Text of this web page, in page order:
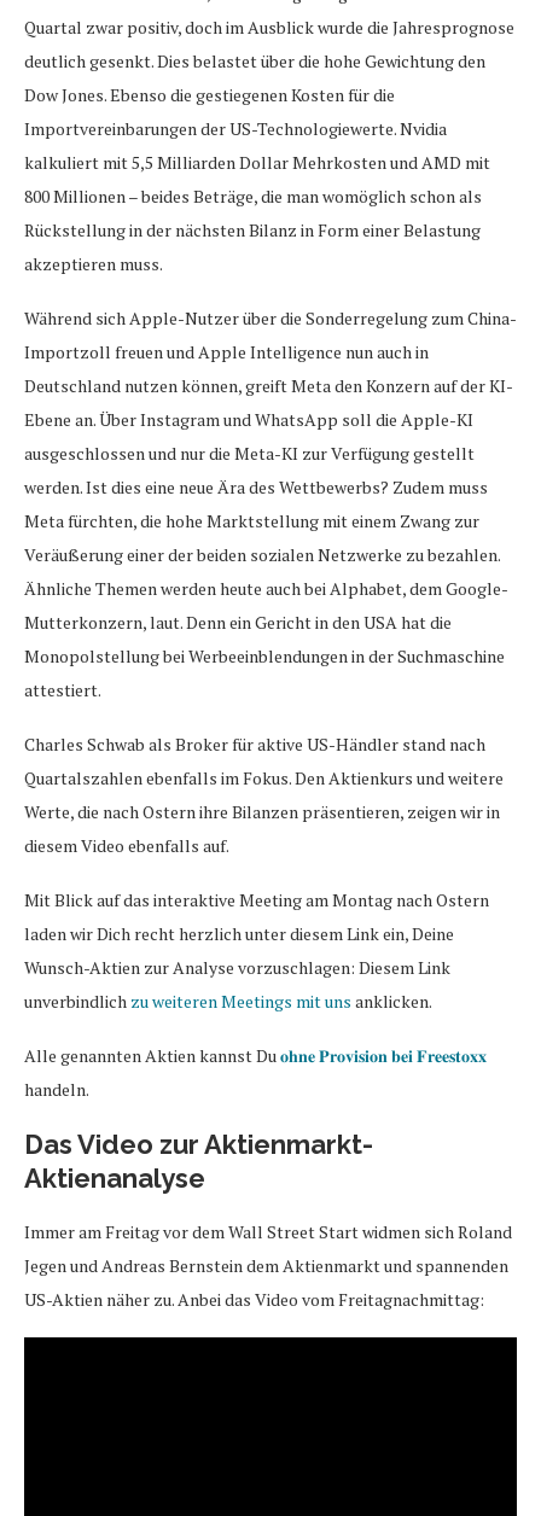
Quartal zwar positiv, doch im Ausblick wurde die Jahresprognose
deutlich gesenkt. Dies belastet über die hohe Gewichtung den
Dow Jones. Ebenso die gestiegenen Kosten für die
Importvereinbarungen der US-Technologiewerte. Nvidia
kalkuliert mit 5,5 Milliarden Dollar Mehrkosten und AMD mit
800 Millionen – beides Beträge, die man womöglich schon als
Rückstellung in der nächsten Bilanz in Form einer Belastung
akzeptieren muss.
Während sich Apple-Nutzer über die Sonderregelung zum China-
Importzoll freuen und Apple Intelligence nun auch in
Deutschland nutzen können, greift Meta den Konzern auf der KI-
Ebene an. Über Instagram und WhatsApp soll die Apple-KI
ausgeschlossen und nur die Meta-KI zur Verfügung gestellt
werden. Ist dies eine neue Ära des Wettbewerbs? Zudem muss
Meta fürchten, die hohe Marktstellung mit einem Zwang zur
Veräußerung einer der beiden sozialen Netzwerke zu bezahlen.
Ähnliche Themen werden heute auch bei Alphabet, dem Google-
Mutterkonzern, laut. Denn ein Gericht in den USA hat die
Monopolstellung bei Werbeeinblendungen in der Suchmaschine
attestiert.
Charles Schwab als Broker für aktive US-Händler stand nach
Quartalszahlen ebenfalls im Fokus. Den Aktienkurs und weitere
Werte, die nach Ostern ihre Bilanzen präsentieren, zeigen wir in
diesem Video ebenfalls auf.
Mit Blick auf das interaktive Meeting am Montag nach Ostern
laden wir Dich recht herzlich unter diesem Link ein, Deine
Wunsch-Aktien zur Analyse vorzuschlagen: Diesem Link
unverbindlich zu weiteren Meetings mit uns anklicken.
Alle genannten Aktien kannst Du𝐨𝐡𝐧𝐞 𝐏𝐫𝐨𝐯𝐢𝐬𝐢𝐨𝐧 𝐛𝐞𝐢 𝐅𝐫𝐞𝐞𝐬𝐭𝐨𝐱𝐱
handeln.
Das Video zur Aktienmarkt-
Aktienanalyse
Immer am Freitag vor dem Wall Street Start widmen sich Roland
Jegen und Andreas Bernstein dem Aktienmarkt und spannenden
US-Aktien näher zu. Anbei das Video vom Freitagnachmittag: